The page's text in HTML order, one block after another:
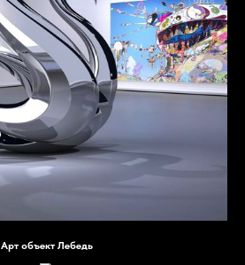
Арт объект Лебедь